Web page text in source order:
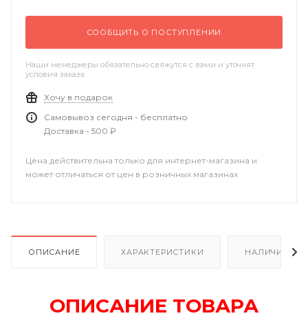
СООБЩИТЬ О ПОСТУПЛЕНИИ
Наши менеджеры обязательно свяжутся с вами и уточнят
условия заказа
Хочу в подарок
Самовывоз сегодня - бесплатно
Доставка - 500 ₽
Цена действительна только для интернет-магазина и
может отличаться от цен в розничных магазинах
ОПИСАНИЕ ХАРАКТЕРИСТИКИ НАЛИЧИЕ В
ОПИСАНИЕ ТОВАРА